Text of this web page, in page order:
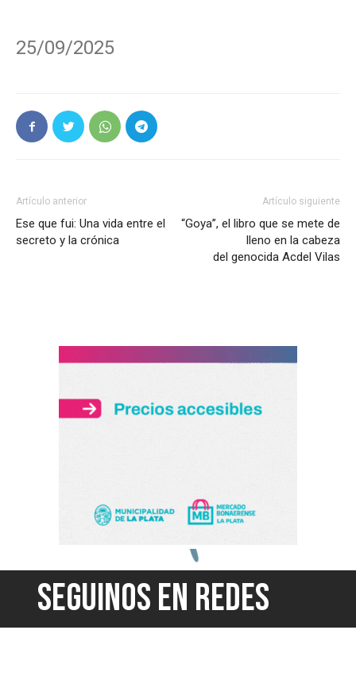
25/09/2025
Artículo anterior
Ese que fui: Una vida entre el
secreto y la crónica
Artículo siguiente
“Goya”, el libro que se mete de
lleno en la cabeza
del genocida Acdel Vilas
SEGUINOS EN REDES